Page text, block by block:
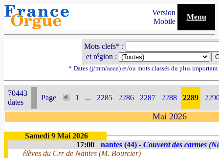
Version
Mobile
Menu
Mots clefs* :
et région :
* Dates (j/mm/aaaa) et/ou mots classés du plus
70443
dates
Page 1 ... 2285 2286 2287 2288 2289
Mai 2026
Samedi 9 Mai 2026
17:00
nantes (44) - Couvent des carmes
élèves du Crr de Nantes (M. Bourcier)